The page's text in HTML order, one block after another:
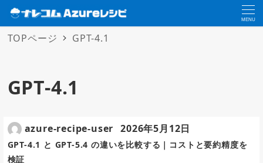
MENU
TOPページ GPT-4.1
GPT-4.1
GPT-4.1 と GPT-5.4 の違いを比較する｜コストと要約精度を
検証
azure-recipe-user 2026年5月12日